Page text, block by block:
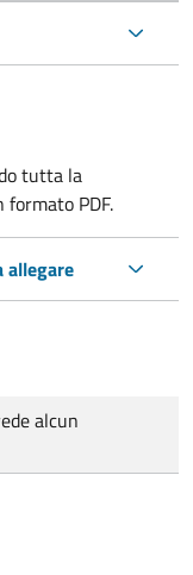
tutta la
PDF.
allegare
alcun